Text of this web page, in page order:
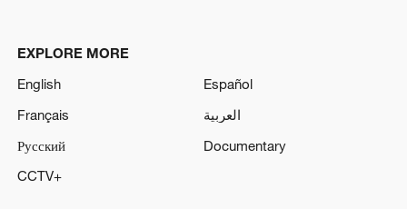
EXPLORE MORE
English
Español
Français
العربية
Русский
Documentary
CCTV+